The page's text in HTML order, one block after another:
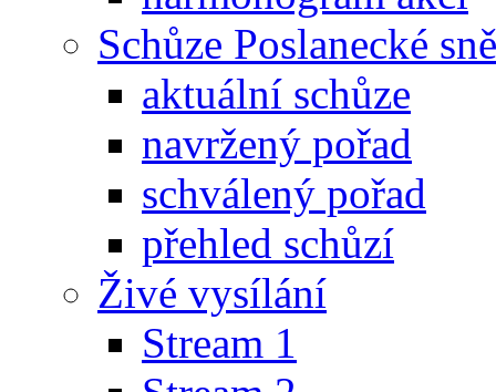
Schůze Poslanecké
aktuální schůze
navržený pořad
schválený pořad
přehled schůzí
Živé vysílání
Stream 1